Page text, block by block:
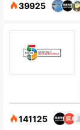
39925
141125